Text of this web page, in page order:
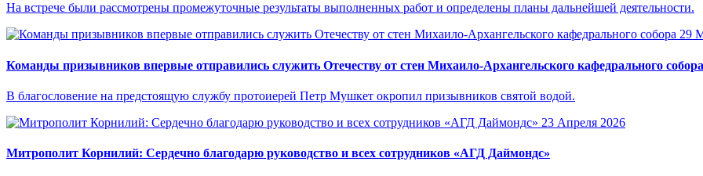
На встрече были рассмотрены промежуточные результаты выполненных работ и определены планы дальнейшей деятельности.
29
Команды призывников впервые отправились служить Отечеству от стен Михаило-Архангельского кафедрального собора
В благословение на предстоящую службу протоиерей Петр Мушкет окропил призывников святой водой.
23 Апреля 2026
Митрополит Корнилий: Сердечно благодарю руководство и всех сотрудников «АГД Даймондс»